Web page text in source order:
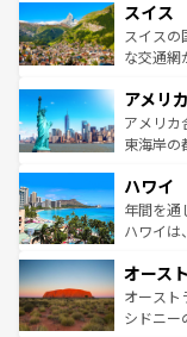
れる地方
を参照し
は、お酒好
ドイツ情
リアごと
ティー
戦など、
ンツ一覧
スイス
スイス
な交通網
の建物が
博物館も
ことがで
ば市内交
着のスイ
アメリカ
アメリカ
東海岸の
のような
ンメント
西部には
部のニュ
文化が魅
しみなが
ハワイ
年間を通
ハワイは
ワイ島は
島だが、
おすすめ
オース
オースト
シドニー